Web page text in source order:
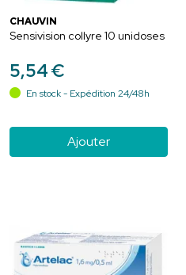
CHAUVIN
Sensivision collyre 10 unidoses
5,54€
En stock - Expédition 24/48h
Ajouter